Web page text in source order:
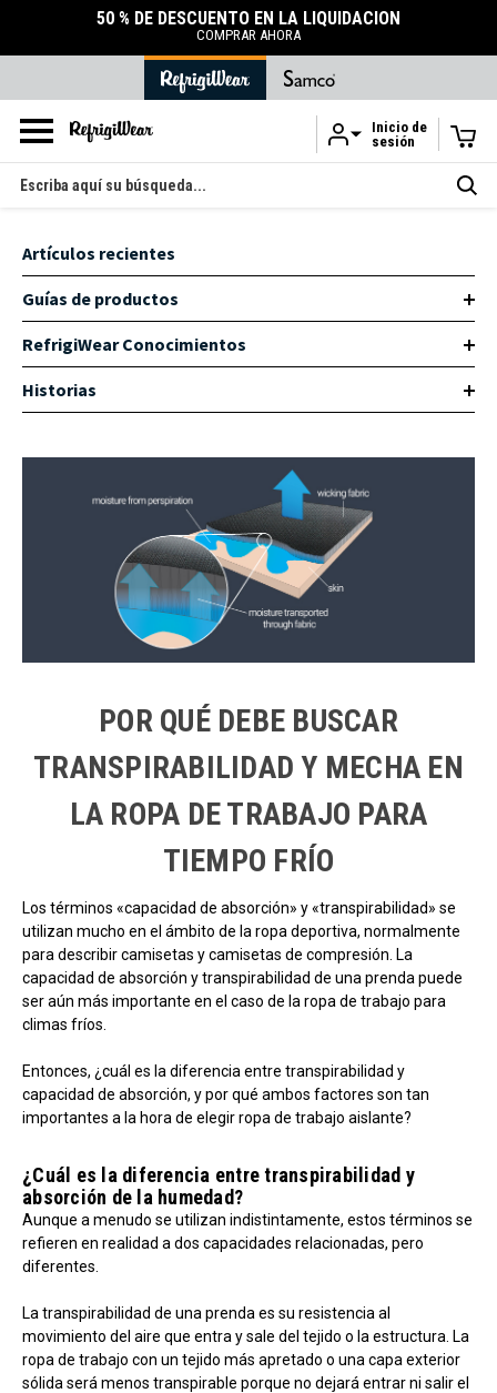
Ir al contenido principal
50 % DE DESCUENTO EN LA LIQUIDACIÓN
COMPRAR AHORA
Inicio de
sesión
Buscar
en
Artículos recientes
Guías de productos
RefrigiWear Conocimientos
Historias
POR QUÉ DEBE BUSCAR
TRANSPIRABILIDAD Y MECHA EN
LA ROPA DE TRABAJO PARA
TIEMPO FRÍO
Los términos «capacidad de absorción» y «transpirabilidad» se
utilizan mucho en el ámbito de la ropa deportiva, normalmente
para describir camisetas y camisetas de compresión. La
capacidad de absorción y transpirabilidad de una prenda puede
ser aún más importante en el caso de la ropa de trabajo para
climas fríos.
Entonces, ¿cuál es la diferencia entre transpirabilidad y
capacidad de absorción, y por qué ambos factores son tan
importantes a la hora de elegir ropa de trabajo aislante?
¿Cuál es la diferencia entre transpirabilidad y
absorción de la humedad?
Aunque a menudo se utilizan indistintamente, estos términos se
refieren en realidad a dos capacidades relacionadas, pero
diferentes.
La transpirabilidad de una prenda es su resistencia al
movimiento del aire que entra y sale del tejido o la estructura. La
ropa de trabajo con un tejido más apretado o una capa exterior
sólida será menos transpirable porque no dejará entrar ni salir el